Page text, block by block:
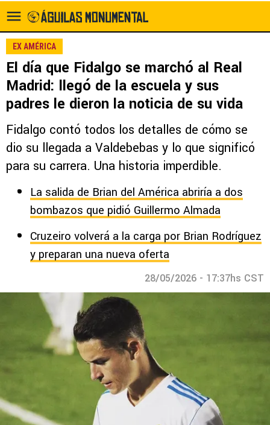
EX AMÉRICA
El día que Fidalgo se marchó al Real
Madrid: llegó de la escuela y sus
padres le dieron la noticia de su vida
Fidalgo contó todos los detalles de cómo se
dio su llegada a Valdebebas y lo que significó
para su carrera. Una historia imperdible.
La salida de Brian del América abriría a dos
bombazos que pidió Guillermo Almada
Cruzeiro volverá a la carga por Brian Rodríguez
y preparan una nueva oferta
28/05/2026 - 17:37hs CST